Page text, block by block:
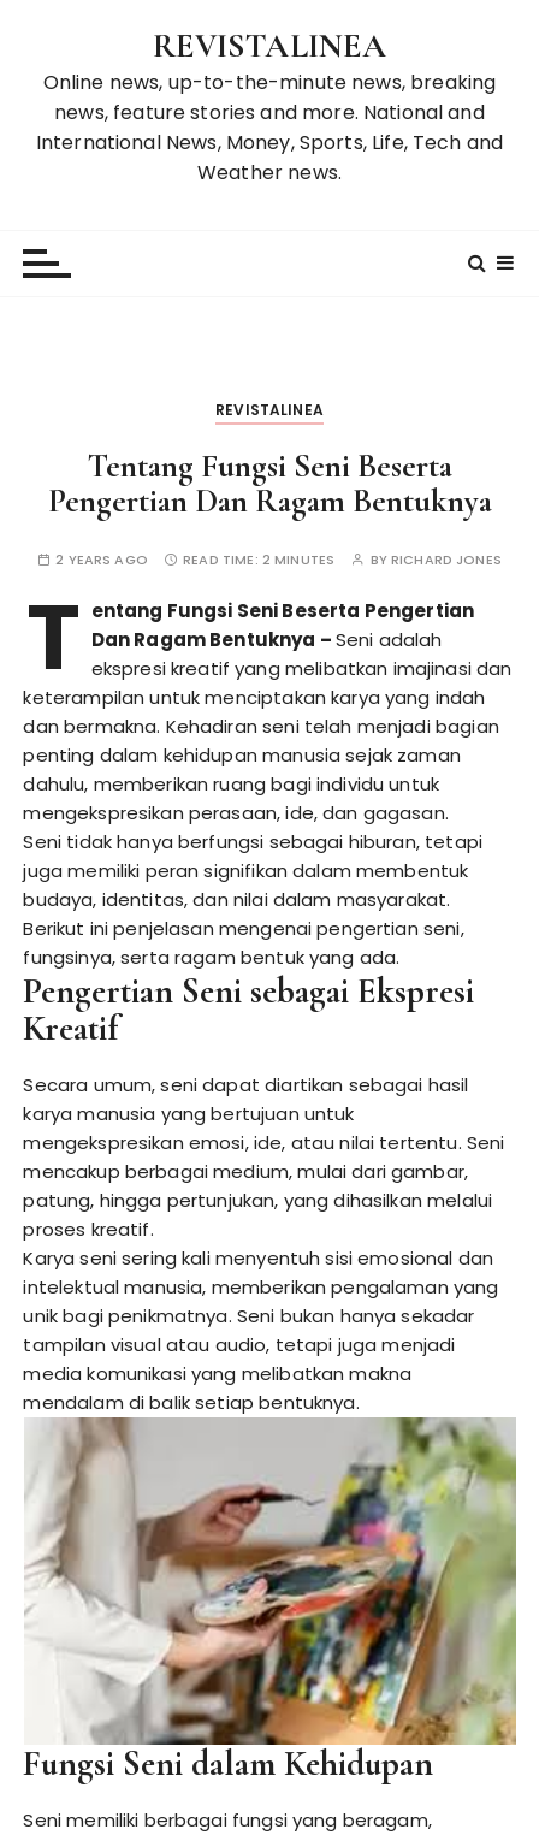
REVISTALINEA
Online news, up-to-the-minute news, breaking
news, feature stories and more. National and
International News, Money, Sports, Life, Tech and
Weather news.
REVISTALINEA
Tentang Fungsi Seni Beserta
Pengertian Dan Ragam Bentuknya
2 YEARS AGO READ TIME: 2 MINUTES BYRICHARD JONES
T entang Fungsi Seni Beserta Pengertian
Dan Ragam Bentuknya –Seni adalah
ekspresi kreatif yang melibatkan imajinasi dan
keterampilan untuk menciptakan karya yang indah
dan bermakna. Kehadiran seni telah menjadi bagian
penting dalam kehidupan manusia sejak zaman
dahulu, memberikan ruang bagi individu untuk
mengekspresikan perasaan, ide, dan gagasan.
Seni tidak hanya berfungsi sebagai hiburan, tetapi
juga memiliki peran signifikan dalam membentuk
budaya, identitas, dan nilai dalam masyarakat.
Berikut ini penjelasan mengenai pengertian seni,
fungsinya, serta ragam bentuk yang ada.
Pengertian Seni sebagai Ekspresi
Kreatif
Secara umum, seni dapat diartikan sebagai hasil
karya manusia yang bertujuan untuk
mengekspresikan emosi, ide, atau nilai tertentu. Seni
mencakup berbagai medium, mulai dari gambar,
patung, hingga pertunjukan, yang dihasilkan melalui
proses kreatif.
Karya seni sering kali menyentuh sisi emosional dan
intelektual manusia, memberikan pengalaman yang
unik bagi penikmatnya. Seni bukan hanya sekadar
tampilan visual atau audio, tetapi juga menjadi
media komunikasi yang melibatkan makna
mendalam di balik setiap bentuknya.
Fungsi Seni dalam Kehidupan
Seni memiliki berbagai fungsi yang beragam,